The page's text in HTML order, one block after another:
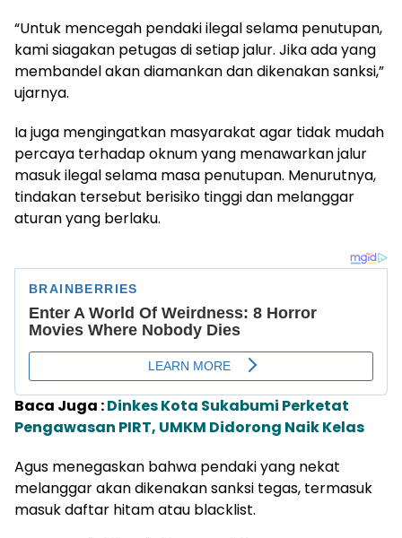
“Untuk mencegah pendaki ilegal selama penutupan,
kami siagakan petugas di setiap jalur. Jika ada yang
membandel akan diamankan dan dikenakan sanksi,”
ujarnya.
Ia juga mengingatkan masyarakat agar tidak mudah
percaya terhadap oknum yang menawarkan jalur
masuk ilegal selama masa penutupan. Menurutnya,
tindakan tersebut berisiko tinggi dan melanggar
aturan yang berlaku.
Baca Juga :Dinkes Kota Sukabumi Perketat
Pengawasan PIRT, UMKM Didorong Naik Kelas
Agus menegaskan bahwa pendaki yang nekat
melanggar akan dikenakan sanksi tegas, termasuk
masuk daftar hitam atau blacklist.